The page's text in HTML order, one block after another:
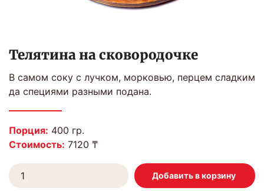
Телятина на сковородочке
В самом соку с лучком, морковью, перцем сладким
да специями разными подана.
Порция: 400 гр.
Стоимость: 7120 ₸